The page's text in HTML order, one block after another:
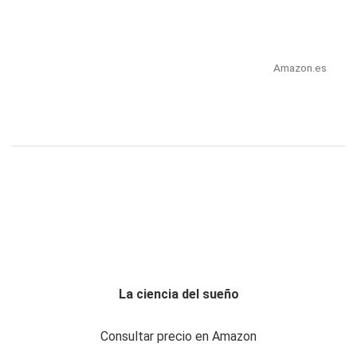
Amazon.es
La ciencia del sueño
Consultar precio en Amazon